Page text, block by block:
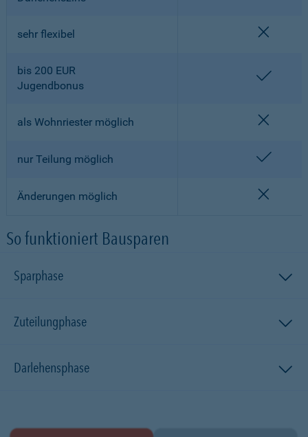
sehr flexibel
bis 200 EUR
Jugendbonus
als Wohnriester möglich
nur Teilung möglich
Änderungen möglich
So funktioniert Bausparen
Sparphase
Zuteilungphase
Darlehensphase